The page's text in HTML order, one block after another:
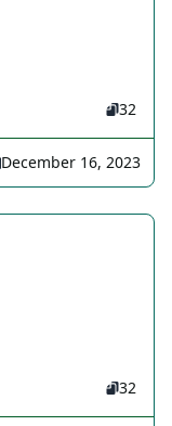
32
December 16, 2023
32